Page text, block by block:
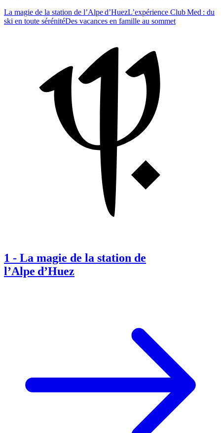
La magie de la station de l’Alpe d’HuezL’expérience Club Med : du
ski en toute sérénitéDes vacances en famille au sommet
1 - La magie de la station de
l’Alpe d’Huez